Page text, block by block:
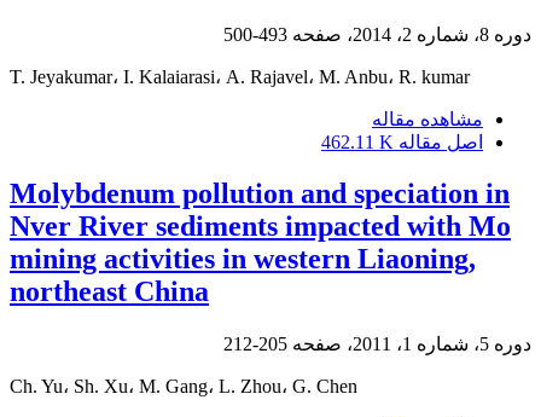
دوره 8، شماره 2، 2014، صفحه 493-500
T. Jeyakumar، I. Kalaiarasi، A. Rajavel، M. Anbu، R. kumar
مشاهده مقاله
اصل مقاله 462.11 K
Molybdenum pollution and speciation in
Nver River sediments impacted with Mo
mining activities in western Liaoning,
northeast China
دوره 5، شماره 1، 2011، صفحه 205-212
Ch. Yu، Sh. Xu، M. Gang، L. Zhou، G. Chen